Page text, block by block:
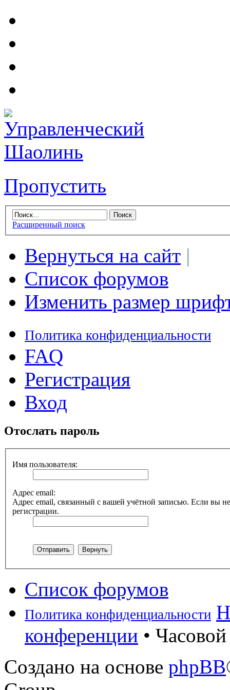
Пропустить
Расширенный поиск
Вернуться на сайт |
Список форумов
Изменить размер
Политика конфиденциальности
FAQ
Регистрация
Вход
Отослать пароль
Имя пользователя:
Адрес email:
Адрес email, связанный с вашей учётной записью. Если вы
регистрации.
Список форумов
Политика конфиденциальности
конференции •
Создано на основе phpBB